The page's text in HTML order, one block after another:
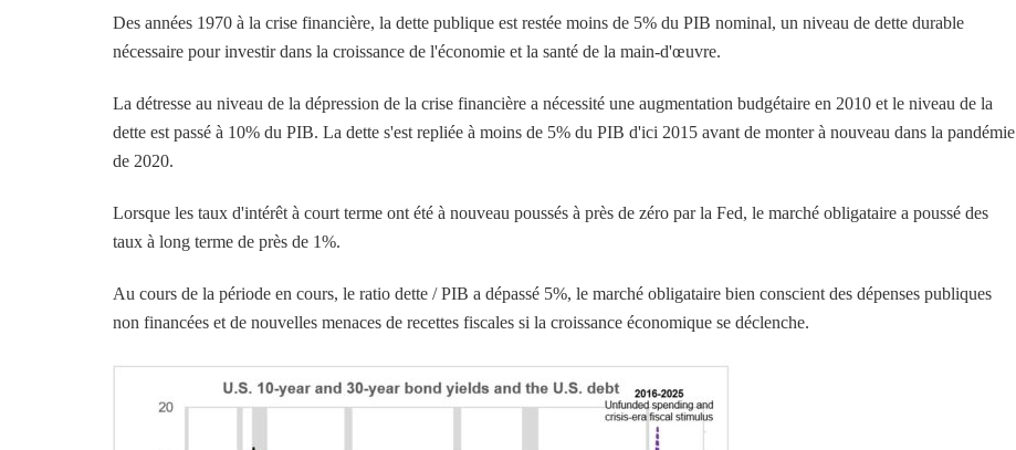
Des années 1970 à la crise financière, la dette publique est restée moins de 5% du PIB nominal, un niveau de dette durable
nécessaire pour investir dans la croissance de l'économie et la santé de la main-d'œuvre.
La détresse au niveau de la dépression de la crise financière a nécessité une augmentation budgétaire en 2010 et le niveau de la
dette est passé à 10% du PIB. La dette s'est repliée à moins de 5% du PIB d'ici 2015 avant de monter à nouveau dans la pandémie
de 2020.
Lorsque les taux d'intérêt à court terme ont été à nouveau poussés à près de zéro par la Fed, le marché obligataire a poussé des
taux à long terme de près de 1%.
Au cours de la période en cours, le ratio dette / PIB a dépassé 5%, le marché obligataire bien conscient des dépenses publiques
non financées et de nouvelles menaces de recettes fiscales si la croissance économique se déclenche.